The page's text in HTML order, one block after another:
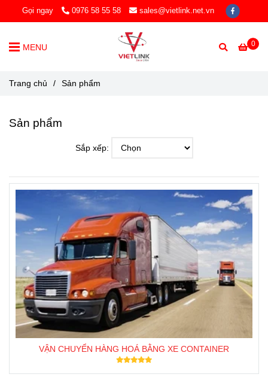
Gọi ngay 0976 58 55 58 sales@vietlink.net.vn
0
MENU
Trang chủ / Sản phẩm
Sản phẩm
Sắp xếp:
VẬN CHUYỂN HÀNG HOÁ BẰNG XE CONTAINER